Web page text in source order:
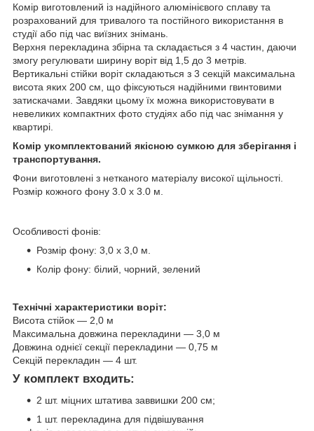
Комір виготовлений із надійного алюмінієвого сплаву та
розрахований для тривалого та постійного використання в
студії або під час виїзних знімань.
Верхня перекладина збірна та складається з 4 частин, даючи
змогу регулювати ширину воріт від 1,5 до 3 метрів.
Вертикальні стійки воріт складаються з 3 секцій максимальна
висота яких 200 см, що фіксуються надійними гвинтовими
затискачами. Завдяки цьому їх можна використовувати в
невеликих компактних фото студіях або під час знімання у
квартирі.
Комір укомплектований якісною сумкою для зберігання і
транспортування.
Фони виготовлені з нетканого матеріалу високої щільності.
Розмір кожного фону 3.0 х 3.0 м.
Особливості фонів:
Розмір фону: 3,0 х 3,0 м.
Колір фону: білий, чорний, зелений
Технічні характеристики воріт:
Висота стійок — 2,0 м
Максимальна довжина перекладини — 3,0 м
Довжина однієї секції перекладини — 0,75 м
Секцій перекладин — 4 шт.
У комплект входить:
2 шт. міцних штатива заввишки 200 см;
1 шт. перекладина для підвішування